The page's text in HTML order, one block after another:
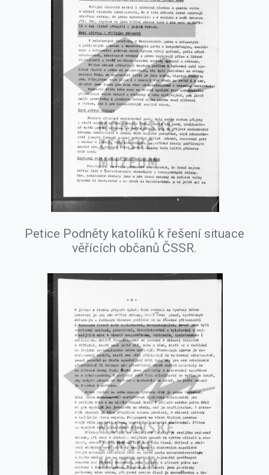
Petice Podněty katolíků k řešení situace
věřících občanů ČSSR.